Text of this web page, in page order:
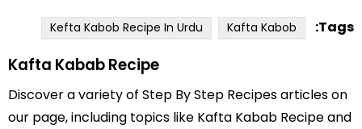
Tags:
Kafta Kabob
Kefta Kabob Recipe In Urdu
Kafta Kabab Recipe
Discover a variety of Step By Step Recipes articles on
our page, including topics like Kafta Kabab Recipe and